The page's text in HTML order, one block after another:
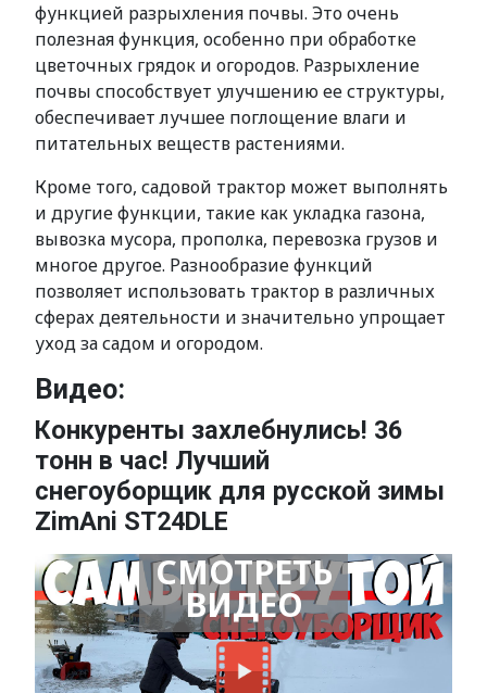
функцией разрыхления почвы. Это очень
полезная функция, особенно при обработке
цветочных грядок и огородов. Разрыхление
почвы способствует улучшению ее структуры,
обеспечивает лучшее поглощение влаги и
питательных веществ растениями.
Кроме того, садовой трактор может выполнять
и другие функции, такие как укладка газона,
вывозка мусора, прополка, перевозка грузов и
многое другое. Разнообразие функций
позволяет использовать трактор в различных
сферах деятельности и значительно упрощает
уход за садом и огородом.
Видео:
Конкуренты захлебнулись! 36
тонн в час! Лучший
снегоуборщик для русской зимы
ZimAni ST24DLE
СМОТРЕТЬ
ВИДЕО